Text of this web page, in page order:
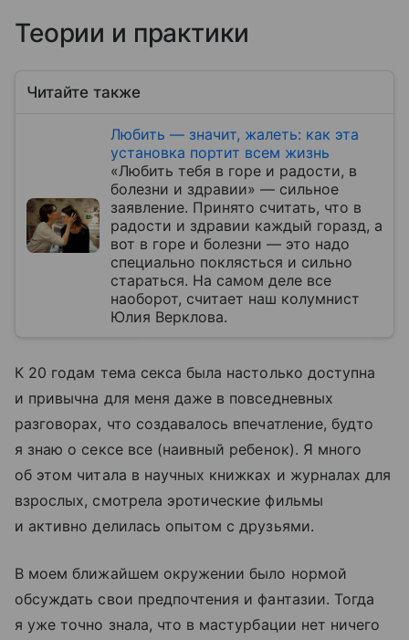
Теории и практики
Читайте также
Любить — значит, жалеть: как эта
установка портит всем жизнь
«Любить тебя в горе и радости, в
болезни и здравии» — сильное
заявление. Принято считать, что в
радости и здравии каждый горазд, а
вот в горе и болезни — это надо
специально поклясться и сильно
стараться. На самом деле все
наоборот, считает наш колумнист
Юлия Верклова.
К 20 годам тема секса была настолько доступна
и привычна для меня даже в повседневных
разговорах, что создавалось впечатление, будто
я знаю о сексе все (наивный ребенок). Я много
об этом читала в научных книжках и журналах для
взрослых, смотрела эротические фильмы
и активно делилась опытом с друзьями.
В моем ближайшем окружении было нормой
обсуждать свои предпочтения и фантазии. Тогда
я уже точно знала, что в мастурбации нет ничего